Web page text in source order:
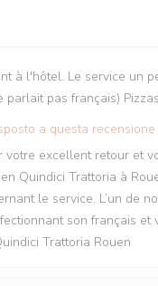
à l'hôtel. Le service un
pas français)
a questa recensione
votre excellent retour et
Quindici Trattoria à
le service. L’un de
son français
Trattoria Rouen